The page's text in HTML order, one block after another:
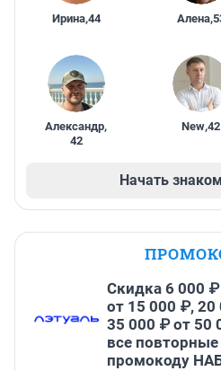
Ирина,44 Алена,
Александр,
42
New,42
Начать
Скидка 6 000
от 15 000 ₽,
35 000 ₽ от 50
все
промокоду